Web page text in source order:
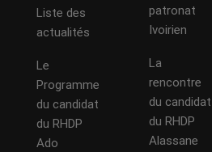
Liste des
actualités
Le
Programme
du candidat
du RHDP
Ado
patronat
Ivoirien
La
rencontre
du candidat
du RHDP
Alassane